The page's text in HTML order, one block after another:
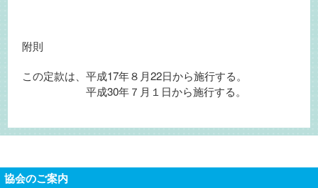
附則
この定款は、平成17年８月22日から施行する。
平成30年７月１日から施行する。
協会のご案内